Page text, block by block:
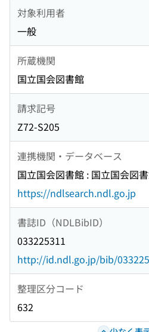
対象利用者
一般
所蔵機関
国立国会図書館
請求記号
Z72-S205
連携機関・データベース
国立国会図書館 : 国立国会図
https://ndlsearch.ndl.go.jp
書誌ID（NDLBibID）
033225311
http://id.ndl.go.jp/bib/
整理区分コード
632